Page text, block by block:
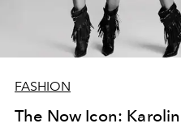
FASHION
The Now Icon: